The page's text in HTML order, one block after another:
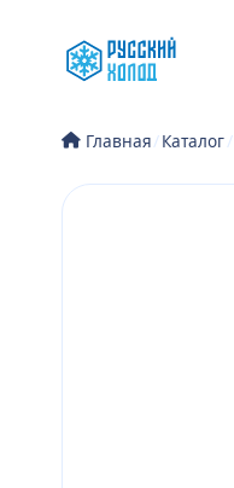
содержимому
Главная/Каталог/